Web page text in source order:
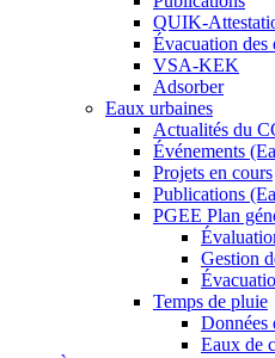
QUIK-
Évacuation des
VSA-KEK
Adsorber
Eaux urbaines
Actualités du
Événements
Projets en cours
Publications
PGEE Plan
Gestion
Temps de pluie
Données
Eaux de